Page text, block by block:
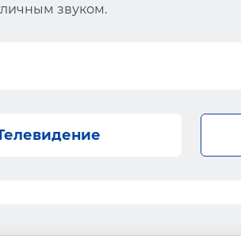
звуком.